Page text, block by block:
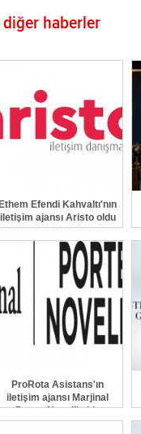
haberler
Efendi Kahvaltı'nın
iletişim ajansı Aristo oldu
ProRota Asistans'ın
iletişim ajansı Marjinal
Porter Novelli oldu